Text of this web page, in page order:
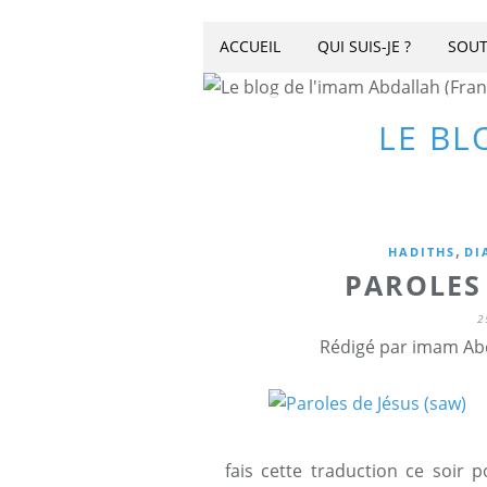
LE
ACCUEIL QUI SUIS-JE ?
HADITHS ,
Rédigé par imam
fais cette traduction ce soir